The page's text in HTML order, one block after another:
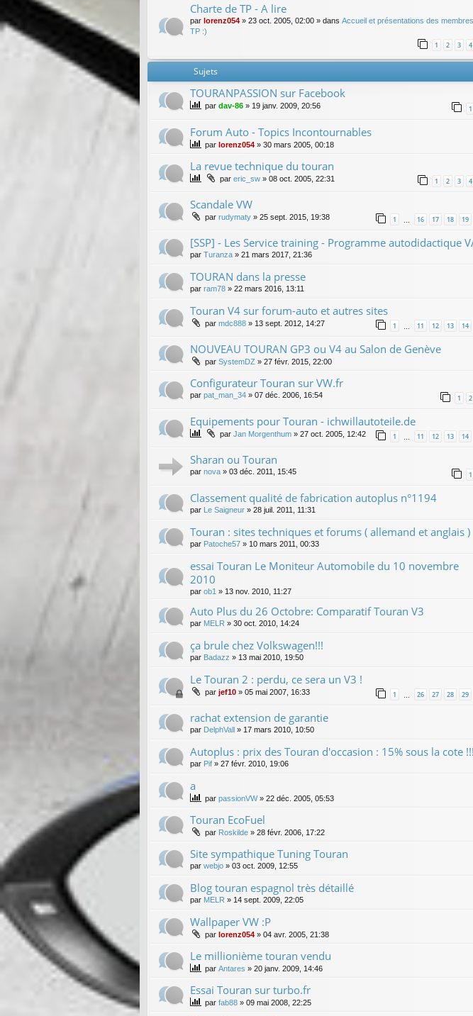
Charte de TP - A lire
par lorenz054 » 23 oct. 2005, 02:00 » dans Accueil et présentations des
TP :)
1 2 3 4
Sujets
TOURANPASSION sur Facebook
par dav-86 » 19 janv. 2009, 20:56 1
Forum Auto - Topics Incontournables
par lorenz054 » 30 mars 2005, 00:18
La revue technique du touran
par eric_sw » 08 oct. 2005, 22:31 1 2 3 4
Scandale VW
par rudymaty » 25 sept. 2015, 19:38 1 16 17 18 19
[SSP] - Les Service training - Programme autodidactique
par Turanza » 21 mars 2017, 21:36
TOURAN dans la presse
par ram78 » 22 mars 2016, 13:11
Touran V4 sur forum-auto et autres sites
par mdc888 » 13 sept. 2012, 14:27 1 11 12 13 14
NOUVEAU TOURAN GP3 ou V4 au Salon de Genève
par SystemDZ » 27 févr. 2015, 22:00
Configurateur Touran sur VW.fr
par pat_man_34 » 07 déc. 2006, 16:54 1 2
Equipements pour Touran - ichwillautoteile.de
par Jan Morgenthum » 27 oct. 2005, 12:42 1 11 12 13 14
Sharan ou Touran
par nova » 03 déc. 2011, 15:45 1
Classement qualité de fabrication autoplus n°1194
par Le Saigneur » 28 juil. 2011, 11:31
Touran : sites techniques et forums ( allemand et anglais )
par Patoche57 » 10 mars 2011, 00:33
essai Touran Le Moniteur Automobile du 10 novembre
2010
par ob1 » 13 nov. 2010, 11:27
Auto Plus du 26 Octobre: Comparatif Touran V3
par MELR » 30 oct. 2010, 14:24
ça brule chez Volkswagen!!!
par Badazz » 13 mai 2010, 19:50
Le Touran 2 : perdu, ce sera un V3 !
par jef10 » 05 mai 2007, 16:33 1 … 26 27 28 29
rachat extension de garantie
par DelphVall » 17 mars 2010, 10:50
Autoplus : prix des Touran d'occasion : 15% sous la cote !!!
par Pif » 27 févr. 2010, 19:06
a
par passionVW» 22 déc. 2005, 05:53
Touran EcoFuel
par Roskilde » 28 févr. 2006, 17:22
Site sympathique Tuning Touran
par webjo » 03 oct. 2009, 12:55
Blog touran espagnol très détaillé
par MELR » 14 sept. 2009, 22:05
Wallpaper VW :P
par lorenz054 » 04 avr. 2005, 21:38
Le millionième touran vendu
par Antares » 20 janv. 2009, 14:46
Essai Touran sur turbo.fr
par fab88 » 09 mai 2008, 22:25